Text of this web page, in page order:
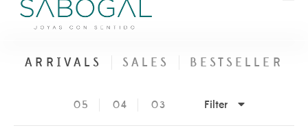
ARRIVALS SALES BESTSELLER
05 04 03 Filter